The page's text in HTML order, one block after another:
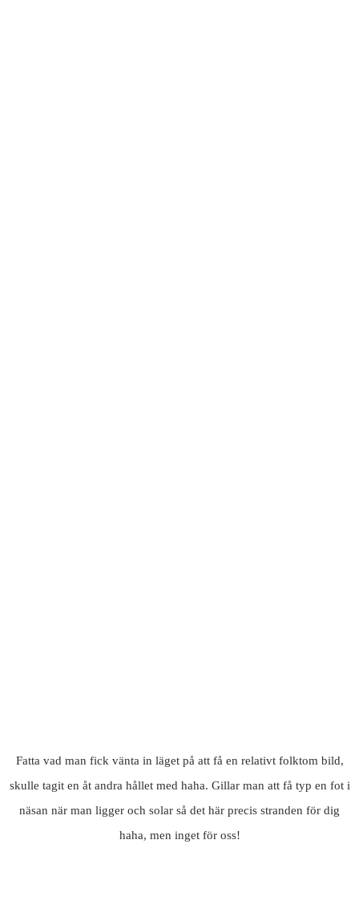
Fatta vad man fick vänta in läget på att få en relativt folktom bild,
skulle tagit en åt andra hållet med haha. Gillar man att få typ en fot i
näsan när man ligger och solar så det här precis stranden för dig
haha, men inget för oss!